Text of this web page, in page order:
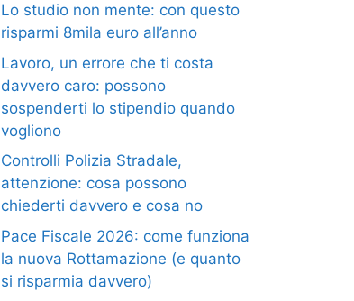
Lo studio non mente: con questo
risparmi 8mila euro all’anno
Lavoro, un errore che ti costa
davvero caro: possono
sospenderti lo stipendio quando
vogliono
Controlli Polizia Stradale,
attenzione: cosa possono
chiederti davvero e cosa no
Pace Fiscale 2026: come funziona
la nuova Rottamazione (e quanto
si risparmia davvero)